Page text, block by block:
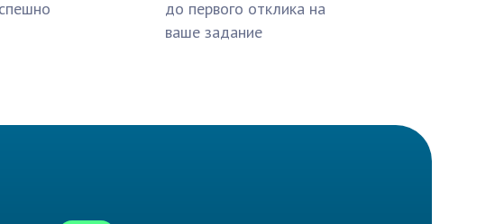
до первого отклика на
ваше задание